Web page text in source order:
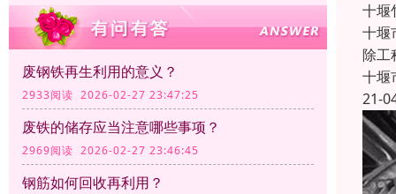
废钢铁再生利用的意义？
2933阅读 2026-02-27 23:47:25
废铁的储存应当注意哪些事项？
2969阅读 2026-02-27 23:46:45
钢筋如何回收再利用？
十堰
十堰
除工
十堰
21-